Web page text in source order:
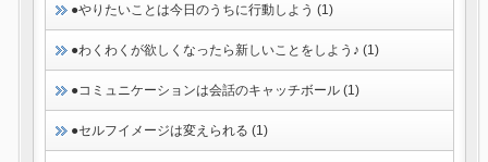
●やりたいことは今日のうちに行動しよう (1)
●わくわくが欲しくなったら新しいことをしよう♪ (1)
●コミュニケーションは会話のキャッチボール (1)
●セルフイメージは変えられる (1)